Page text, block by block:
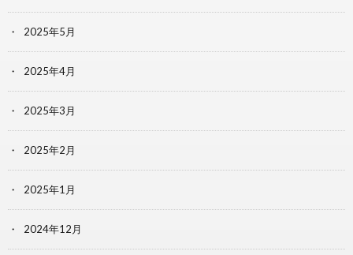
2025年5月
2025年4月
2025年3月
2025年2月
2025年1月
2024年12月